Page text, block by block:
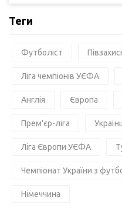
Теги
Футболіст
Ліга чемпіонів УЄФА
Англія Європа
Прем'єр-ліга
Ліга Європи УЄФА
Чемпіонат України з
Німеччина